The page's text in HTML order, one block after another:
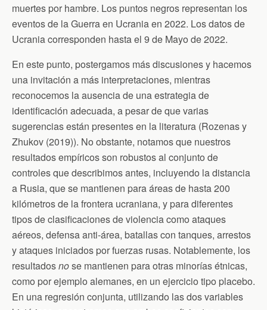
muertes por hambre. Los puntos negros representan los
eventos de la Guerra en Ucrania en 2022. Los datos de
Ucrania corresponden hasta el 9 de Mayo de 2022.
En este punto, postergamos más discusiones y hacemos
una invitación a más interpretaciones, mientras
reconocemos la ausencia de una estrategia de
identificación adecuada, a pesar de que varias
sugerencias están presentes en la literatura (Rozenas y
Zhukov (2019)). No obstante, notamos que nuestros
resultados empíricos son robustos al conjunto de
controles que describimos antes, incluyendo la distancia
a Rusia, que se mantienen para áreas de hasta 200
kilómetros de la frontera ucraniana, y para diferentes
tipos de clasificaciones de violencia como ataques
aéreos, defensa anti-área, batallas con tanques, arrestos
y ataques iniciados por fuerzas rusas. Notablemente, los
resultadosnose mantienen para otras minorías étnicas,
como por ejemplo alemanes, en un ejercicio tipo placebo.
En una regresión conjunta, utilizando las dos variables